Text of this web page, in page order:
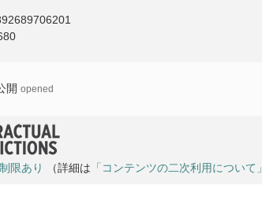
開 opened
限あり （詳細は 「コンテンツの二次利用について」